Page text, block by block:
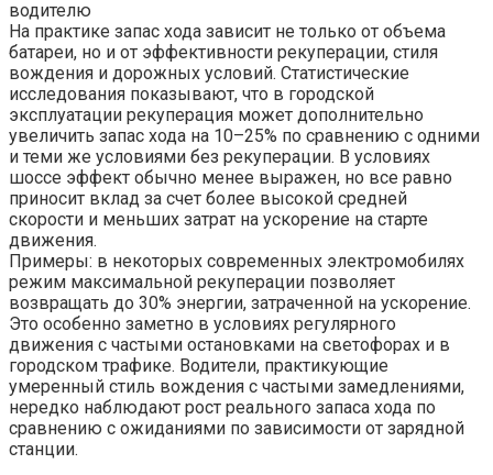
водителю
На практике запас хода зависит не только от объема
батареи, но и от эффективности рекуперации, стиля
вождения и дорожных условий. Статистические
исследования показывают, что в городской
эксплуатации рекуперация может дополнительно
увеличить запас хода на 10–25% по сравнению с одними
и теми же условиями без рекуперации. В условиях
шоссе эффект обычно менее выражен, но все равно
приносит вклад за счет более высокой средней
скорости и меньших затрат на ускорение на старте
движения.
Примеры: в некоторых современных электромобилях
режим максимальной рекуперации позволяет
возвращать до 30% энергии, затраченной на ускорение.
Это особенно заметно в условиях регулярного
движения с частыми остановками на светофорах и в
городском трафике. Водители, практикующие
умеренный стиль вождения с частыми замедлениями,
нередко наблюдают рост реального запаса хода по
сравнению с ожиданиями по зависимости от зарядной
станции.